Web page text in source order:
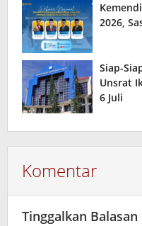
2026,
Siap-
Unsrat
6 Juli
Komentar
Tinggalkan Balasan